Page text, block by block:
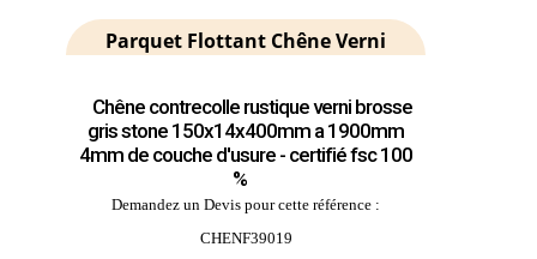
Parquet Flottant Chêne Verni
Chêne contrecolle rustique verni brosse
gris stone 150x14x400mm a 1900mm
4mm de couche d'usure - certifié fsc 100
%
Demandez un Devis pour cette référence :
CHENF39019